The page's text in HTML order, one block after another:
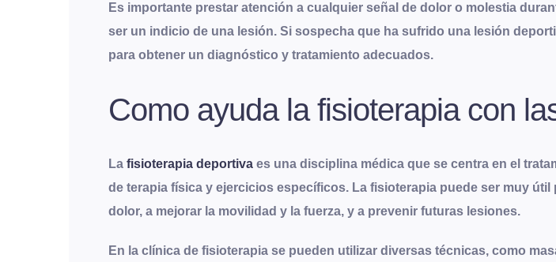
Es importante prestar atención a cualquier señal de dolor o molestia
ser un indicio de una lesión. Si sospecha que ha sufrido una lesión
para obtener un diagnóstico y tratamiento adecuados.
Como ayuda la fisioterapia con
La fisioterapia deportiva es una disciplina médica que se centra en el
de terapia física y ejercicios específicos. La fisioterapia puede ser muy
dolor, a mejorar la movilidad y la fuerza, y a prevenir futuras lesiones.
En la clínica de fisioterapia se pueden utilizar diversas técnicas, como